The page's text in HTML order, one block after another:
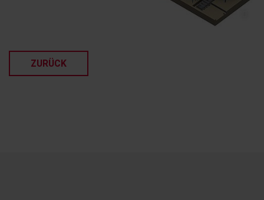
ZURÜCK